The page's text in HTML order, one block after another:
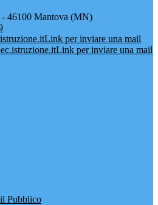
- 46100 Mantova (MN)
Link per inviare una mail
Link per inviare una mail
Pubblico